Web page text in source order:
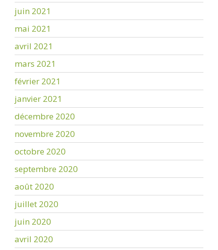
juin 2021
mai 2021
avril 2021
mars 2021
février 2021
janvier 2021
décembre 2020
novembre 2020
octobre 2020
septembre 2020
août 2020
juillet 2020
juin 2020
avril 2020